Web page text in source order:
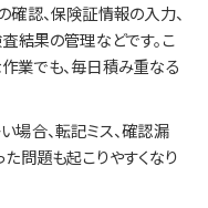
確認、保険証情報の入力、
結果の管理などです。こ
業でも、毎日積み重なる
場合、転記ミス、確認漏
問題も起こりやすくなり